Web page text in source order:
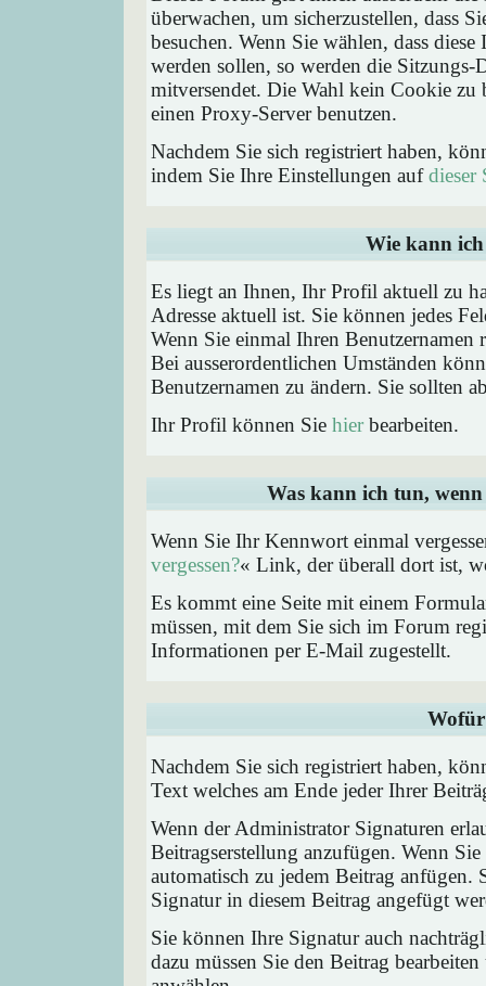
überwachen, um sicherzustellen, dass
besuchen. Wenn Sie wählen, dass
werden sollen, so werden die
mitversendet. Die Wahl kein Cookie zu
einen Proxy-Server benutzen.
Nachdem Sie sich registriert haben,
indem Sie Ihre Einstellungen aufdieser
Wie kann
Es liegt an Ihnen, Ihr Profil aktuell zu
Adresse aktuell ist. Sie können jedes
Wenn Sie einmal Ihren
Bei ausserordentlichen Umständen
Benutzernamen zu ändern. Sie sollten
Ihr Profil können Sie hierbearbeiten.
Was kann ich tun, wenn
Wenn Sie Ihr Kennwort einmal
vergessen?« Link, der überall dort ist,
Es kommt eine Seite mit einem
müssen, mit dem Sie sich im Forum
Informationen per E-Mail zugestellt.
Nachdem Sie sich registriert haben,
Text welches am Ende jeder Ihrer
Wenn der Administrator Signaturen
Beitragserstellung anzufügen. Wenn
automatisch zu jedem Beitrag
Signatur in diesem Beitrag angefügt
Sie können Ihre Signatur auch
dazu müssen Sie den Beitrag